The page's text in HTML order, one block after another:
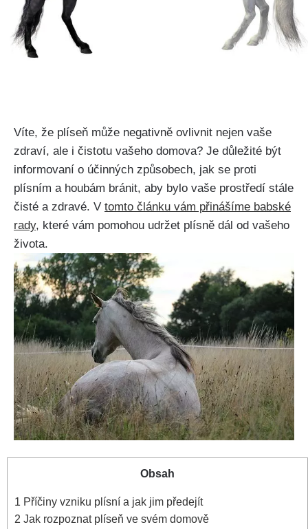
Víte, že⁢ plíseň může negativně ovlivnit nejen vaše
zdraví, ale i čistotu vašeho domova?⁢ Je důležité být
informovaní o účinných způsobech, jak se proti
plísním a houbám bránit, aby bylo vaše prostředí stále
čisté a zdravé. V tomto článku vám přinášíme ‍babské
rady, které vám ‍pomohou udržet plísně dál od vašeho
života.
Obsah
1 Příčiny vzniku plísní‌ a jak jim předejít
2 Jak rozpoznat plíseň ve svém domově